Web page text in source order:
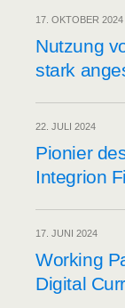
17. OKTOBER 2024
Nut­zung
stark
22. JULI 2024
Pio­nier
Inte­gri­on
17. JUNI 2024
Working
Digi­tal